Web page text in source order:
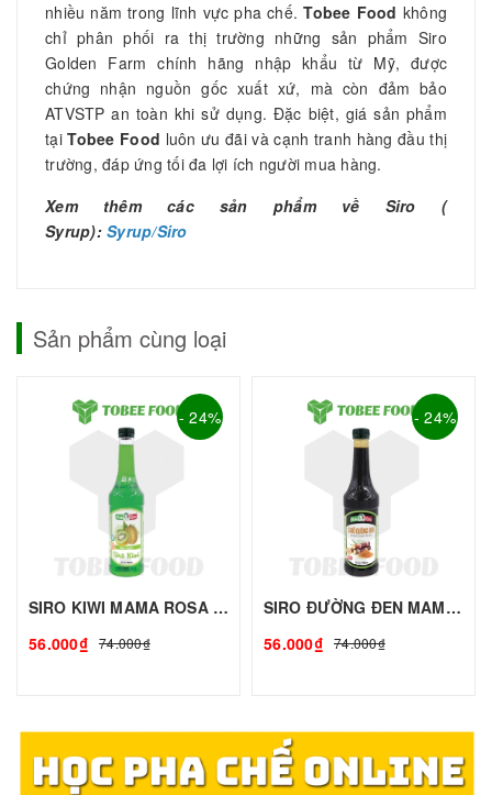
nhiều năm trong lĩnh vực pha chế.Tobee Food không
chỉ phân phối ra thị trường những sản phẩm Siro
Golden Farm chính hãng nhập khẩu từ Mỹ, được
chứng nhận nguồn gốc xuất xứ, mà còn đảm bảo
ATVSTP an toàn khi sử dụng. Đặc biệt, giá sản phẩm
tạiTobee Food luôn ưu đãi và cạnh tranh hàng đầu thị
trường, đáp ứng tối đa lợi ích người mua hàng.
Xem thêm các sản phẩm về Siro (
Syrup): Syrup/Siro
Sản phẩm cùng loại
- 24%
SIRO KIWI MAMA ROSA - 700ml | Siro Syrup Làm Trà Trái Cây, Trà Sữa - TOBEE FOOD
56.000₫ 74.000₫
- 24%
SIRO ĐƯỜNG ĐEN MAMA ROSA - 700ml | Siro Syrup Làm Trà Trái Cây, Trà Sữa - TOBEE FOOD
56.000₫ 74.000₫